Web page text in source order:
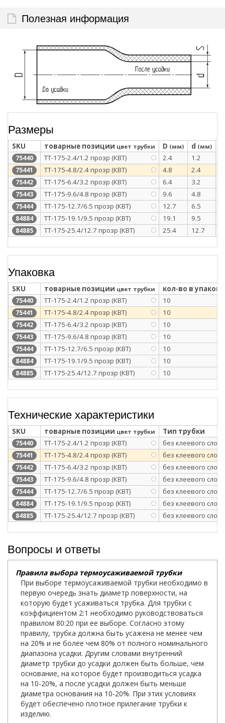
Полезная информация
Размеры
SKU товарные позиции цвет трубки D (мм) d (мм)
75440 ТТ-175-2.4/1.2 прозр (КВТ) 2.4 1.2
75441 ТТ-175-4.8/2.4 прозр (КВТ) 4.8 2.4
75442 ТТ-175-6.4/3.2 прозр (КВТ) 6.4 3.2
75443 ТТ-175-9.6/4.8 прозр (КВТ) 9.6 4.8
75444 ТТ-175-12.7/6.5 прозр (КВТ) 12.7 6.5
84884 ТТ-175-19.1/9.5 прозр (КВТ) 19.1 9.5
84885 ТТ-175-25.4/12.7 прозр (КВТ) 25.4 12.7
Упаковка
SKU товарные позиции цвет трубки кол-во в
75440 ТТ-175-2.4/1.2 прозр (КВТ) 10
75441 ТТ-175-4.8/2.4 прозр (КВТ) 10
75442 ТТ-175-6.4/3.2 прозр (КВТ) 10
75443 ТТ-175-9.6/4.8 прозр (КВТ) 10
75444 ТТ-175-12.7/6.5 прозр (КВТ) 10
84884 ТТ-175-19.1/9.5 прозр (КВТ) 10
84885 ТТ-175-25.4/12.7 прозр (КВТ) 10
Технические характеристики
SKU товарные позиции цвет трубки Тип трубки
75440 ТТ-175-2.4/1.2 прозр (КВТ) без клеевого слоя
75441 ТТ-175-4.8/2.4 прозр (КВТ) без клеевого слоя
75442 ТТ-175-6.4/3.2 прозр (КВТ) без клеевого слоя
75443 ТТ-175-9.6/4.8 прозр (КВТ) без клеевого слоя
75444 ТТ-175-12.7/6.5 прозр (КВТ) без клеевого слоя
84884 ТТ-175-19.1/9.5 прозр (КВТ) без клеевого слоя
84885 ТТ-175-25.4/12.7 прозр (КВТ) без клеевого слоя
Вопросы и ответы
Правила выбора термоусаживаемой трубки
При выборе термоусаживаемой трубки необходимо в
первую очередь знать диаметр поверхности, на
которую будет усаживаться трубка. Для трубки с
коэффициентом 2:1 необходимо руководствоваться
правилом 80:20 при ее выборе. Согласно этому
правилу, трубка должна быть усажена не менее чем
на 20% и не более чем 80% от полного номинального
диапазона усадки. Другим словами внутренний
диаметр трубки до усадки должен быть больше, чем
основание, на которое будет производиться усадка
на 10-20%, а после усадки должен быть меньше
диаметра основания на 10-20%. При этих условиях
будет обеспечено плотное прилегание трубки к
изделию.